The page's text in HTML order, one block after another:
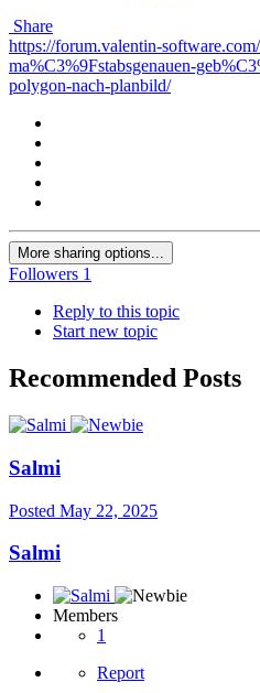
Share
https://forum.valentin-
ma%C3%9Fstabsgenauen-
polygon-nach-planbild/
More sharing options...
Followers 1
Reply to this topic
Start new topic
Recommended Posts
Salmi
Posted May 22, 2025
Salmi
Members
1
Report